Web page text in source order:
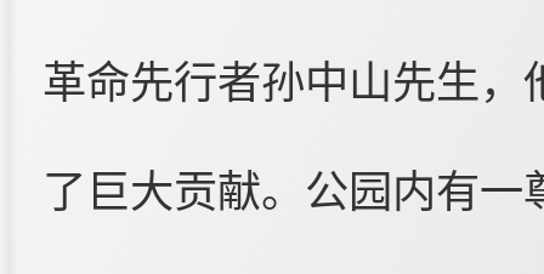
革命先行者孙中山先生
了巨大贡献。公园内有